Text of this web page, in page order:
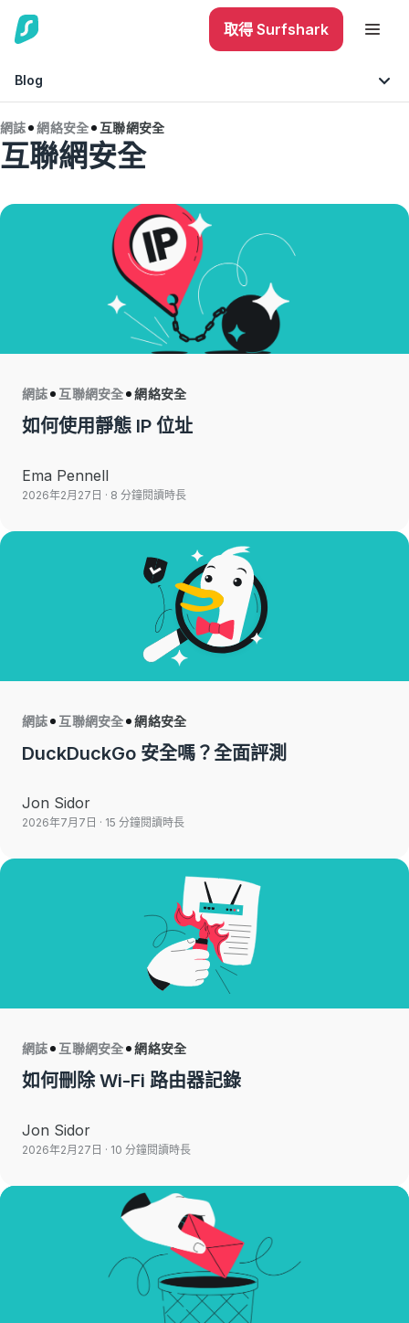
取得 Surfshark
Blog
技巧與建議
網誌 網絡安全 互聯網安全
互聯網安全
網誌 互聯網安全 網絡安全
如何使用靜態 IP 位址
Ema Pennell
2026年2月27日 · 8 分鐘閱讀時長
網誌 互聯網安全 網絡安全
DuckDuckGo 安全嗎？全面評測
Jon Sidor
2026年7月7日 · 15 分鐘閱讀時長
網誌 互聯網安全 網絡安全
如何刪除 Wi-Fi 路由器記錄
Jon Sidor
2026年2月27日 · 10 分鐘閱讀時長